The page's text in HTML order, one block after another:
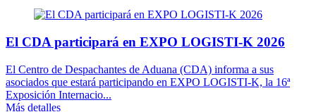
El CDA participará en EXPO LOGISTI-K 2026
El Centro de Despachantes de Aduana (CDA) informa a sus
asociados que estará participando en EXPO LOGISTI-K, la 16ª
Exposición Internacio...
Más detalles